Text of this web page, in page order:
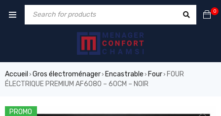
0
Accueil › Gros électroménager› Encastrable › Four› FOUR
ÉLECTRIQUE PREMIUM AF6080 – 60CM – NOIR
PROMO